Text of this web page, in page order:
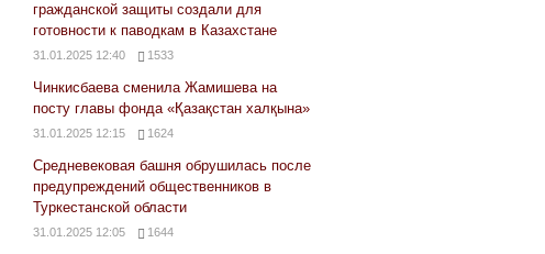
гражданской защиты создали для
готовности к паводкам в Казахстане
31.01.2025 12:40 1533
Чинкисбаева сменила Жамишева на
посту главы фонда «Қазақстан халқына»
31.01.2025 12:15 1624
Средневековая башня обрушилась после
предупреждений общественников в
Туркестанской области
31.01.2025 12:05 1644